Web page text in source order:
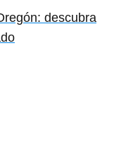
descubra